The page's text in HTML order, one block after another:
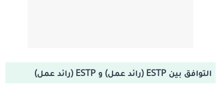
التوافق بين ESTP (رائد عمل) و ESTP (رائد عمل)